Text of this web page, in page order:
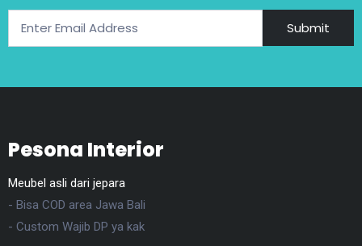
Submit
Pesona Interior
Meubel asli dari jepara
- Bisa COD area Jawa Bali
- Custom Wajib DP ya kak